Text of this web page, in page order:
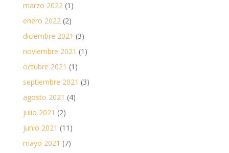
marzo 2022(1)
enero 2022(2)
diciembre 2021 (3)
noviembre 2021 (1)
octubre 2021 (1)
septiembre 2021 (3)
agosto 2021 (4)
julio 2021 (2)
junio 2021 (11)
mayo 2021 (7)